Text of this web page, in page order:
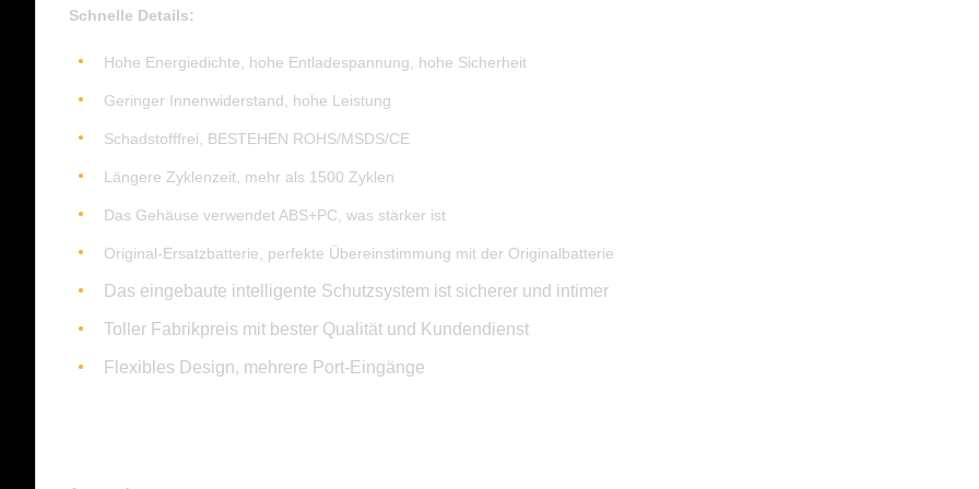
Schnelle Details:
Hohe Energiedichte, hohe Entladespannung, hohe Sicherheit
Geringer Innenwiderstand, hohe Leistung
Schadstofffrei, BESTEHEN ROHS/MSDS/CE
Längere Zyklenzeit, mehr als 1500 Zyklen
Das Gehäuse verwendet ABS+PC, was stärker ist
​​Original-Ersatzbatterie, perfekte Übereinstimmung mit der Originalbatterie
Das eingebaute intelligente Schutzsystem ist sicherer und intimer
Toller Fabrikpreis mit bester Qualität und Kundendienst
Flexibles Design, mehrere Port-Eingänge